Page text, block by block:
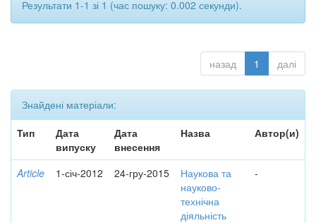
Результати 1-1 зі 1 (час пошуку: 0.002 секунди).
назад 1 далі
Знайдені матеріали:
Тип
Дата
випуску
Дата
внесення
Назва Автор(и)
Article 1-січ-2012 24-гру-2015
Наукова та
науково-
технічна
діяльність
-